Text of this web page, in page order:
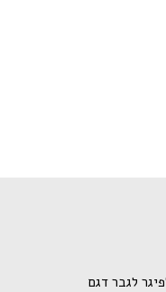
לגבר דגם